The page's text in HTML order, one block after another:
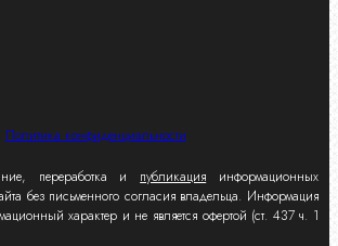
Политика конфиденциальности
переработка и публикация информационных
без письменного согласия владельца. Информация
характер и не является офертой (ст. 437 ч. 1